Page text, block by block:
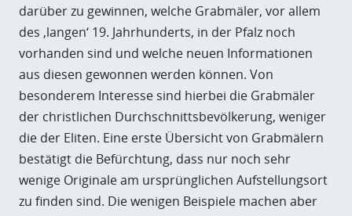
darüber zu gewinnen, welche Grabmäler, vor allem
des ‚langen‘ 19. Jahrhunderts, in der Pfalz noch
vorhanden sind und welche neuen Informationen
aus diesen gewonnen werden können. Von
besonderem Interesse sind hierbei die Grabmäler
der christlichen Durchschnittsbevölkerung, weniger
die der Eliten. Eine erste Übersicht von Grabmälern
bestätigt die Befürchtung, dass nur noch sehr
wenige Originale am ursprünglichen Aufstellungsort
zu finden sind. Die wenigen Beispiele machen aber